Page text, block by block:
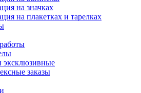
на значках
на плакетках и тарелках
эксклюзивные
заказы